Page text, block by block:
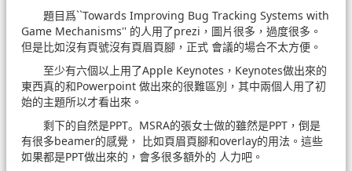
題目爲``Towards Improving Bug Tracking Systems with
Game Mechanisms'' 的人用了prezi，圖片很多，過度很多。
但是比如沒有頁號沒有頁眉頁腳，正式 會議的場合不太方便。
至少有六個以上用了Apple Keynotes，Keynotes做出來的
東西真的和Powerpoint 做出來的很難區別，其中兩個人用了初
始的主題所以才看出來。
剩下的自然是PPT。MSRA的張女士做的雖然是PPT，倒是
有很多beamer的感覺， 比如頁眉頁腳和overlay的用法。這些
如果都是PPT做出來的，會多很多額外的 人力吧。